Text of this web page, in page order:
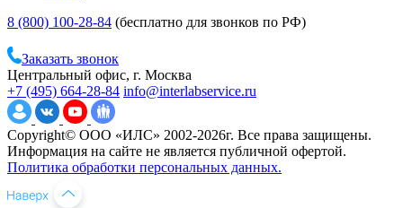
8 (800) 100-28-84 (бесплатно для звонков по РФ)
Заказать звонок
Центральный офис, г. Москва
+7 (495) 664-28-84 info@interlabservice.ru
Copyright© ООО «ИЛС» 2002-2026г. Все права защищены.
Информация на сайте не является публичной офертой.
Политика обработки персональных данных.